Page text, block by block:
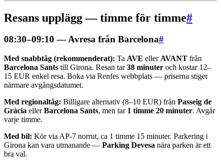
Resans upplägg — timme för timme#
08:30–09:10 — Avresa från Barcelona#
Med snabbtåg (rekommenderat): Ta AVE eller AVANT från
Barcelona Sants till Girona. Resan tar38 minuter och kostar 12–
15 EUR enkel resa. Boka via Renfes webbplats — priserna stiger
närmare avgångsdatumet.
Med regionaltåg: Billigare alternativ (8–10 EUR) från Passeig de
Gràcia ellerBarcelona Sants, men tar 1 timme 20 minuter. Avgår
varje timme.
Med bil: Kör via AP-7 norrut, ca 1 timme 15 minuter. Parkering i
Girona kan vara utmanande — Parking Devesa nära parken är ett
bra val.